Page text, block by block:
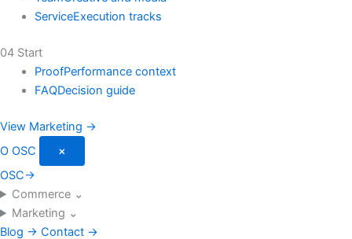
ServiceExecution tracks
04 Start
ProofPerformance context
FAQDecision guide
View Marketing →
O OSC
×
OSC→
Commerce ⌄
Marketing ⌄
Blog → Contact →